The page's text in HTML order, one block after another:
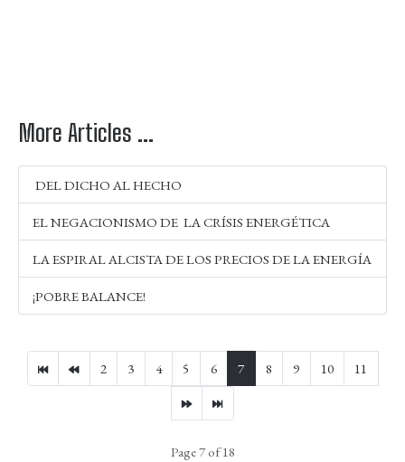
More Articles ...
DEL DICHO AL HECHO
EL NEGACIONISMO DE LA CRÍSIS ENERGÉTICA
LA ESPIRAL ALCISTA DE LOS PRECIOS DE LA ENERGÍA
¡POBRE BALANCE!
2 3 4 5 6 7 8 9 10 11
Page 7 of 18